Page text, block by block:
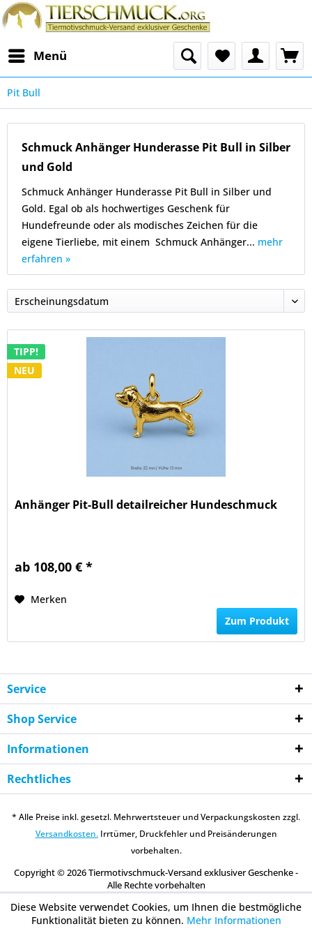
Menü
Pit Bull
Schmuck Anhänger Hunderasse Pit Bull in Silber
und Gold
Schmuck Anhänger Hunderasse Pit Bull in Silber und
Gold. Egal ob als hochwertiges Geschenk für
Hundefreunde oder als modisches Zeichen für die
eigene Tierliebe, mit einem Schmuck Anhänger... mehr
erfahren »
TIPP!
NEU
Anhänger Pit-Bull detailreicher Hundeschmuck
ab 108,00 € *
Merken
Zum Produkt
Service
Shop Service
Informationen
Rechtliches
* Alle Preise inkl. gesetzl. Mehrwertsteuer und Verpackungskosten zzgl.
Versandkosten.Irrtümer, Druckfehler und Preisänderungen
vorbehalten.
Copyright © 2026 Tiermotivschmuck-Versand exklusiver Geschenke -
Alle Rechte vorbehalten
Diese Website verwendet Cookies, um Ihnen die bestmögliche
Funktionalität bieten zu können. Mehr Informationen